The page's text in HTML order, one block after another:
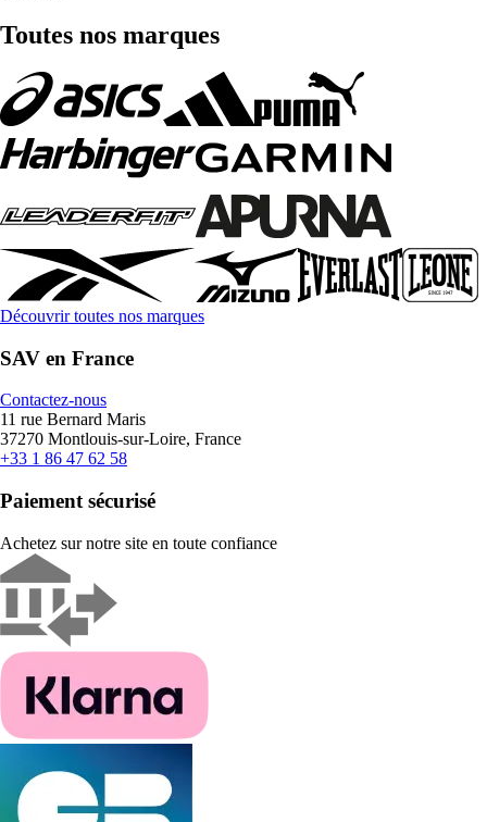
Toutes nos marques
Découvrir toutes nos marques
SAV en France
Contactez-nous
11 rue Bernard Maris
37270 Montlouis-sur-Loire, France
+33 1 86 47 62 58
Paiement sécurisé
Achetez sur notre site en toute confiance